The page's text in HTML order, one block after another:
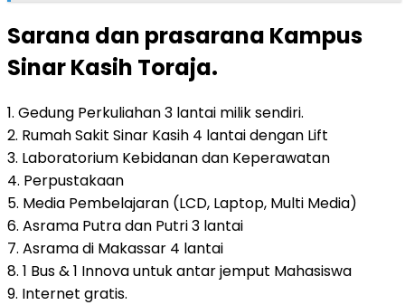
Sarana dan prasarana Kampus
Sinar Kasih Toraja.
1. Gedung Perkuliahan 3 lantai milik sendiri.
2. Rumah Sakit Sinar Kasih 4 lantai dengan Lift
3. Laboratorium Kebidanan dan Keperawatan
4. Perpustakaan
5. Media Pembelajaran (LCD, Laptop, Multi Media)
6. Asrama Putra dan Putri 3 lantai
7. Asrama di Makassar 4 lantai
8. 1 Bus & 1 Innova untuk antar jemput Mahasiswa
9. Internet gratis.